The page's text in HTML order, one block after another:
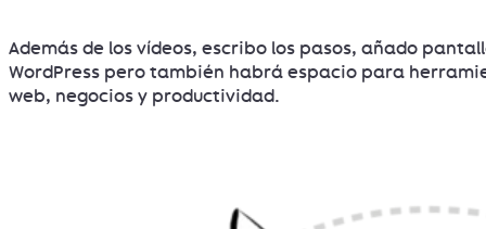
Además de los vídeos, escribo los pasos, añado
WordPress pero también habrá espacio para
web, negocios y productividad.